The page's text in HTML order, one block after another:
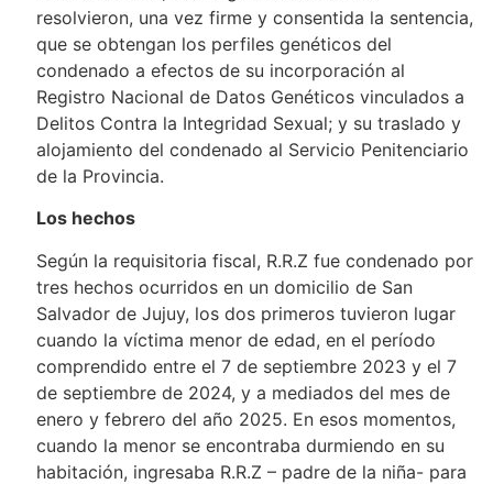
resolvieron, una vez firme y consentida la sentencia,
que se obtengan los perfiles genéticos del
condenado a efectos de su incorporación al
Registro Nacional de Datos Genéticos vinculados a
Delitos Contra la Integridad Sexual; y su traslado y
alojamiento del condenado al Servicio Penitenciario
de la Provincia.
Los hechos
Según la requisitoria fiscal, R.R.Z fue condenado por
tres hechos ocurridos en un domicilio de San
Salvador de Jujuy, los dos primeros tuvieron lugar
cuando la víctima menor de edad, en el período
comprendido entre el 7 de septiembre 2023 y el 7
de septiembre de 2024, y a mediados del mes de
enero y febrero del año 2025. En esos momentos,
cuando la menor se encontraba durmiendo en su
habitación, ingresaba R.R.Z – padre de la niña- para